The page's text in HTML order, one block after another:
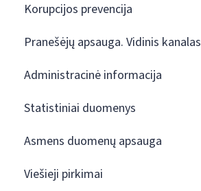
Korupcijos prevencija
Pranešėjų apsauga. Vidinis kanalas
Administracinė informacija
Statistiniai duomenys
Asmens duomenų apsauga
Viešieji pirkimai